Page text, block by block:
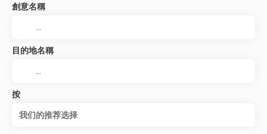
創意名稱
目的地名稱
按
我们的推荐选择